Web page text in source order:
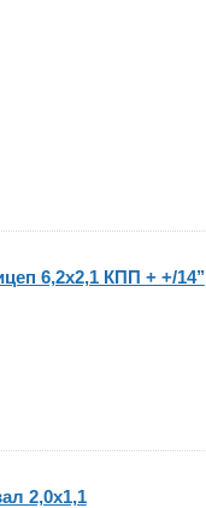
6,2х2,1 КПП + +/14’’
2,0х1,1